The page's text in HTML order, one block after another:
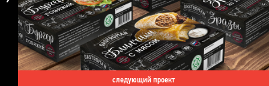
следующий проект